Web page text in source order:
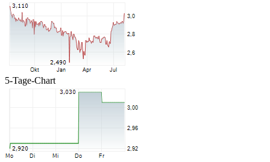
5-Tage-Chart